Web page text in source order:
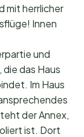
mit herrlicher
Innen
und
das Haus
Im Haus
der Annex,
ist. Dort